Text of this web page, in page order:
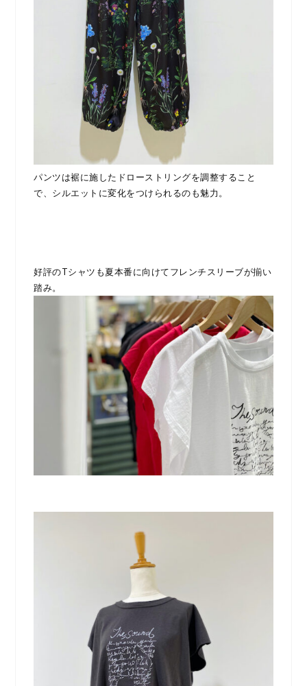
パンツは裾に施したドローストリングを調整すること
で、シルエットに変化をつけられるのも魅力。
好評のTシャツも夏本番に向けてフレンチスリーブが揃い
踏み。